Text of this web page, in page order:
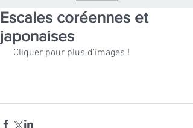
Escales coréennes et
japonaises
Cliquer pour plus d'images !